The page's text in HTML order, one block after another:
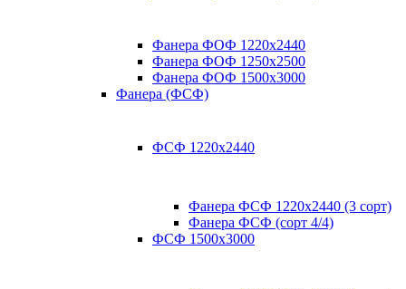
Фанера ФОФ 1220x2440
Фанера ФОФ 1250x2500
Фанера ФОФ 1500x3000
Фанера (ФСФ)
ФСФ 1220х2440
Фанера ФСФ 1220х2440 (3 сорт)
Фанера ФСФ (сорт 4/4)
ФСФ 1500х3000